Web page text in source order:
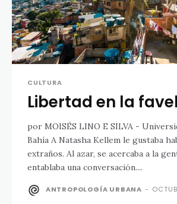
CULTURA
Libertad en la
por MOISÉS LINO E SILVA -
Bahía A Natasha Kellem le gustaba hablar con
extraños. Al azar, se acercaba a la
entablaba una conversación....
ANTROPOLOGÍA URBANA -